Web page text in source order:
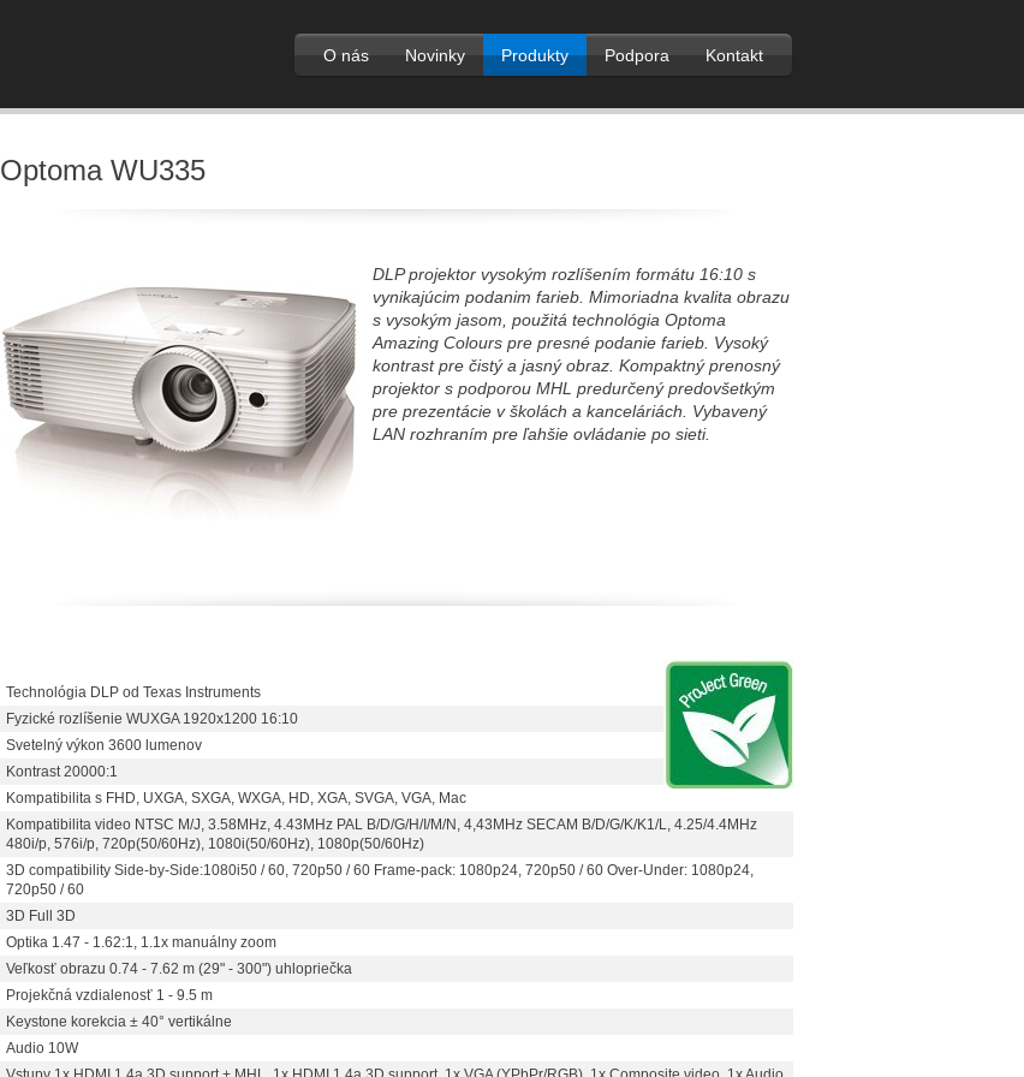
O nás Novinky Produkty Podpora Kontakt
Optoma WU335
DLP projektor vysokým rozlíšením formátu 16:10 s
vynikajúcim podanim farieb. Mimoriadna kvalita obrazu
s vysokým jasom, použitá technológia Optoma
Amazing Colours pre presné podanie farieb. Vysoký
kontrast pre čistý a jasný obraz. Kompaktný prenosný
projektor s podporou MHL predurčený predovšetkým
pre prezentácie v školách a kanceláriách. Vybavený
LAN rozhraním pre ľahšie ovládanie po sieti.
Technológia DLP od Texas Instruments
Fyzické rozlíšenie WUXGA 1920x1200 16:10
Svetelný výkon 3600 lumenov
Kontrast 20000:1
Kompatibilita s FHD, UXGA, SXGA, WXGA, HD, XGA, SVGA, VGA, Mac
Kompatibilita video NTSC M/J, 3.58MHz, 4.43MHz PAL B/D/G/H/I/M/N, 4,43MHz SECAM B/D/G/K/K1/L, 4.25/4.4MHz
480i/p, 576i/p, 720p(50/60Hz), 1080i(50/60Hz), 1080p(50/60Hz)
3D compatibility Side-by-Side:1080i50 / 60, 720p50 / 60 Frame-pack: 1080p24, 720p50 / 60 Over-Under: 1080p24,
720p50 / 60
3D Full 3D
Optika 1.47 - 1.62:1, 1.1x manuálny zoom
Veľkosť obrazu 0.74 - 7.62 m (29" - 300") uhlopriečka
Projekčná vzdialenosť 1 - 9.5 m
Keystone korekcia ± 40° vertikálne
Audio 10W